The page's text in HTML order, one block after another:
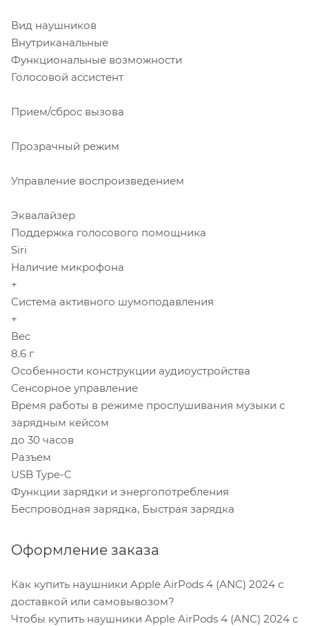
Вид наушников
Внутриканальные
Функциональные возможности
Голосовой ассистент
Прием/сброс вызова
Прозрачный режим
Управление воспроизведением
Эквалайзер
Поддержка голосового помощника
Siri
Наличие микрофона
+
Система активного шумоподавления
+
Вес
8.6 г
Особенности конструкции аудиоустройства
Сенсорное управление
Время работы в режиме прослушивания музыки с
зарядным кейсом
до 30 часов
Разъем
USB Type-C
Функции зарядки и энергопотребления
Беспроводная зарядка, Быстрая зарядка
Оформление заказа
Как купить наушники Apple AirPods 4 (ANC) 2024 с
доставкой или самовывозом?
Чтобы купить наушники Apple AirPods 4 (ANC) 2024 с